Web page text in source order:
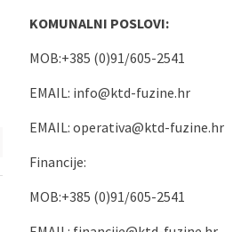
KOMUNALNI POSLOVI:
MOB:+385 (0)91/605-2541
EMAIL: info@ktd-fuzine.hr
EMAIL: operativa@ktd-fuzine.hr
Financije:
MOB:+385 (0)91/605-2541